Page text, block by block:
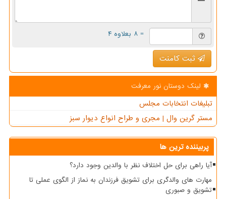
= ۸ بعلاوه ۴
ثبت کامنت
لینک دوستان نور معرفت
تبلیغات انتخابات مجلس
مستر گرین وال | مجری و طراح انواع دیوار سبز
پربیننده ترین ها
آیا راهی برای حل اختلاف نظر با والدین وجود دارد؟
مهارت های والدگری برای تشویق فرزندان به نماز از الگوی عملی تا
تشویق و صبوری